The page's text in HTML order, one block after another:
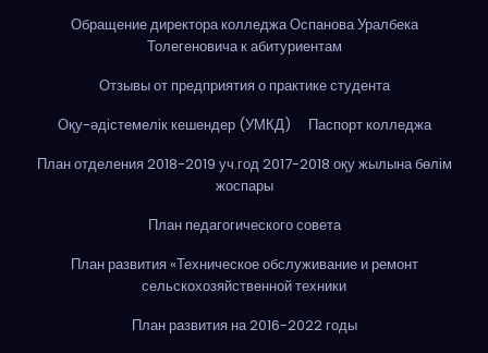
Обращение директора колледжа Оспанова Уралбека
Толегеновича к абитуриентам
Отзывы от предприятия о практике студента
Оқу-әдістемелік кешендер (УМКД)
Паспорт колледжа
План отделения 2018-2019 уч.год 2017-2018 оқу жылына бөлім
жоспары
План педагогического совета
План развития «Техническое обслуживание и ремонт
сельскохозяйственной техники
План развития на 2016-2022 годы